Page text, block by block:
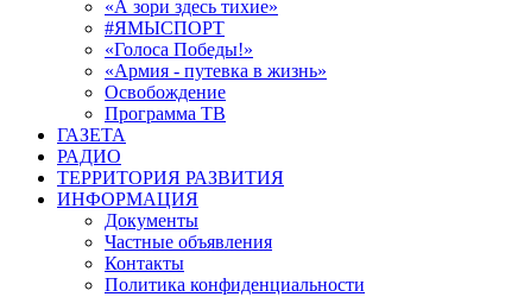
«А зори здесь тихие»
#ЯМЫСПОРТ
«Голоса Победы!»
«Армия - путевка в жизнь»
Освобождение
Программа ТВ
ГАЗЕТА
РАДИО
ТЕРРИТОРИЯ РАЗВИТИЯ
ИНФОРМАЦИЯ
Документы
Частные объявления
Контакты
Политика конфиденциальности